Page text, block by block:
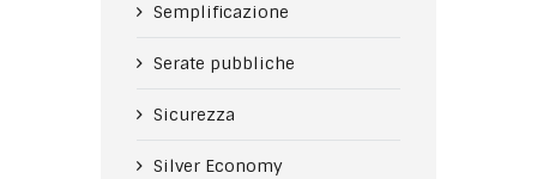
Semplificazione
Serate pubbliche
Sicurezza
Silver Economy